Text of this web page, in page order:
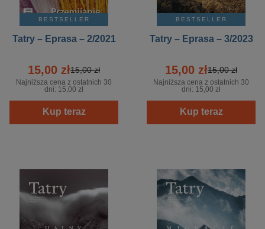
BESTSELLER
Tatry – Eprasa – 2/2021
15,00 zł15,00 zł
Najniższa cena z ostatnich 30
dni: 15,00 zł
Kup teraz
BESTSELLER
Tatry – Eprasa – 3/2023
15,00 zł15,00 zł
Najniższa cena z ostatnich 30
dni: 15,00 zł
Kup teraz